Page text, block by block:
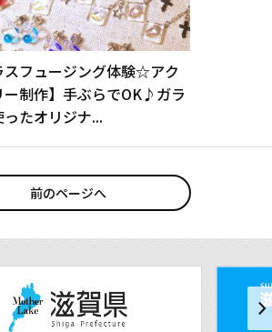
スフュージング体験☆アク
ー制作】手ぶらでOK♪ガラ
ったオリジナ...
前のページへ